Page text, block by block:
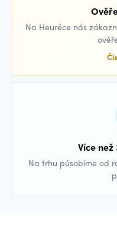
Na Heuréce nás
Více
Na trhu působíme od